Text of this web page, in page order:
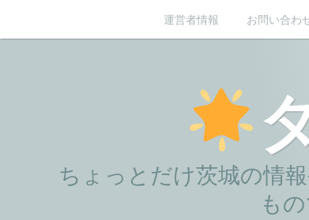
ン
運営者情報 お問い合わ
ちょっとだけ茨城の情
も